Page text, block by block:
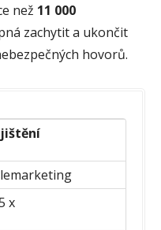
než 11 000
zachytit a ukončit
hovorů.
x